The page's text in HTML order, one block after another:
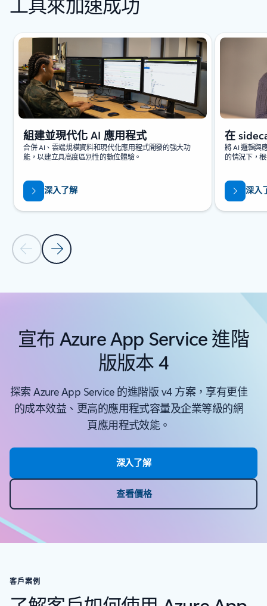
投影片 {0} {1} 指示器
上一張投影片下一頁投影片
組建並現代化 AI 應用程式
合併 AI、雲端規模資料和現代化應用程式開發的強大功
能，以建立具高度區別性的數位體驗。
深入了解
在
將 AI 邏輯與
的情況下，
深入
回到 [指導和工具] 區段
宣布 Azure App Service 進階
版版本 4
探索 Azure App Service 的進階版 v4 方案，享有更佳
的成本效益、更高的應用程式容量及企業等級的網
頁應用程式效能。
深入了解
查看價格
客戶案例